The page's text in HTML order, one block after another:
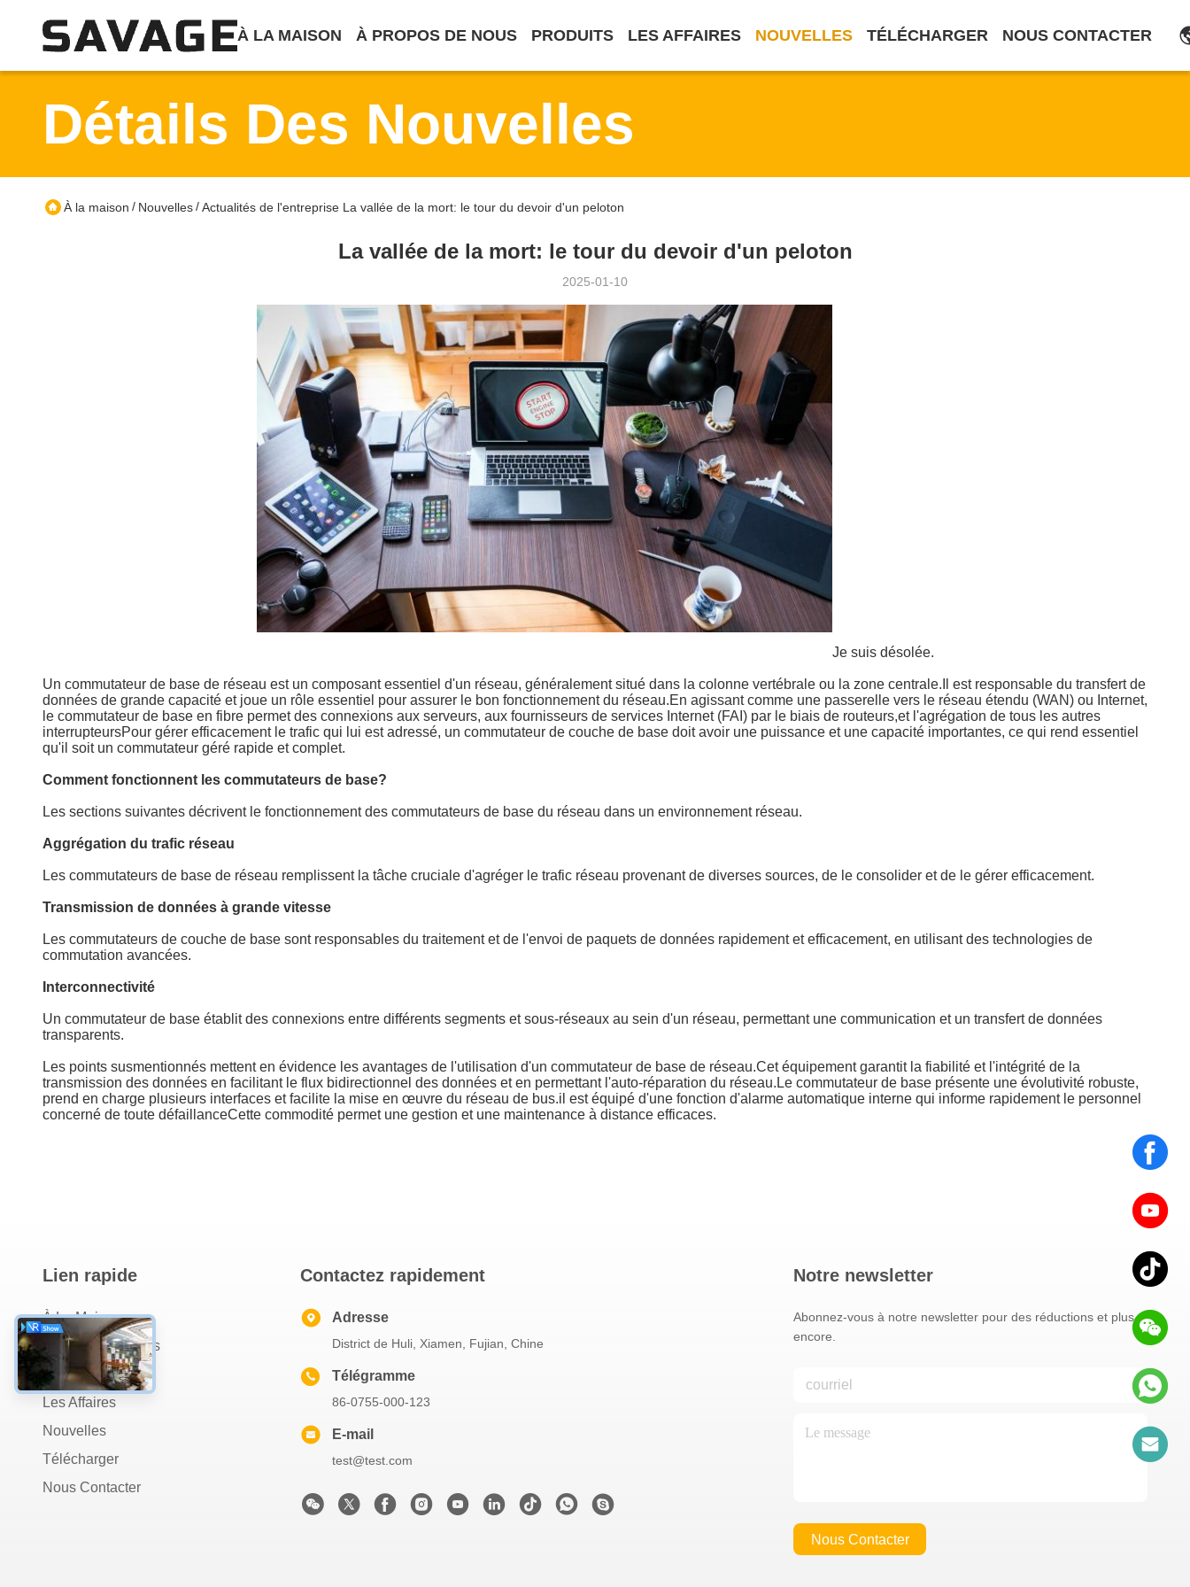
À LA MAISON À PROPOS DE NOUS PRODUITS LES AFFAIRES NOUVELLES TÉLÉCHARGER NOUS CONTACTER
Détails Des Nouvelles
À la maison / Nouvelles/Actualités de l'entreprise La vallée de la mort: le tour du devoir d'un peloton
La vallée de la mort: le tour du devoir d'un peloton
2025-01-10
Je suis désolée.
Un commutateur de base de réseau est un composant essentiel d'un réseau, généralement situé dans la colonne vertébrale ou la zone centrale.Il est responsable du transfert de
données de grande capacité et joue un rôle essentiel pour assurer le bon fonctionnement du réseau.En agissant comme une passerelle vers le réseau étendu (WAN) ou Internet,
le commutateur de base en fibre permet des connexions aux serveurs, aux fournisseurs de services Internet (FAI) par le biais de routeurs,et l'agrégation de tous les autres
interrupteursPour gérer efficacement le trafic qui lui est adressé, un commutateur de couche de base doit avoir une puissance et une capacité importantes, ce qui rend essentiel
qu'il soit un commutateur géré rapide et complet.
Comment fonctionnent les commutateurs de base?
Les sections suivantes décrivent le fonctionnement des commutateurs de base du réseau dans un environnement réseau.
Aggrégation du trafic réseau
Les commutateurs de base de réseau remplissent la tâche cruciale d'agréger le trafic réseau provenant de diverses sources, de le consolider et de le gérer efficacement.
Transmission de données à grande vitesse
Les commutateurs de couche de base sont responsables du traitement et de l'envoi de paquets de données rapidement et efficacement, en utilisant des technologies de
commutation avancées.
Interconnectivité
Un commutateur de base établit des connexions entre différents segments et sous-réseaux au sein d'un réseau, permettant une communication et un transfert de données
transparents.
Les points susmentionnés mettent en évidence les avantages de l'utilisation d'un commutateur de base de réseau.Cet équipement garantit la fiabilité et l'intégrité de la
transmission des données en facilitant le flux bidirectionnel des données et en permettant l'auto-réparation du réseau.Le commutateur de base présente une évolutivité robuste,
prend en charge plusieurs interfaces et facilite la mise en œuvre du réseau de bus.il est équipé d'une fonction d'alarme automatique interne qui informe rapidement le personnel
concerné de toute défaillanceCette commodité permet une gestion et une maintenance à distance efficaces.
Lien rapide
À La Maison
À Propos De Nous
Produits
Les Affaires
Nouvelles
Télécharger
Nous Contacter
Contactez rapidement
Adresse
District de Huli, Xiamen, Fujian, Chine
Télégramme
86-0755-000-123
E-mail
test@test.com
Notre newsletter
Abonnez-vous à notre newsletter pour des réductions et plus
encore.
Nous Contacter